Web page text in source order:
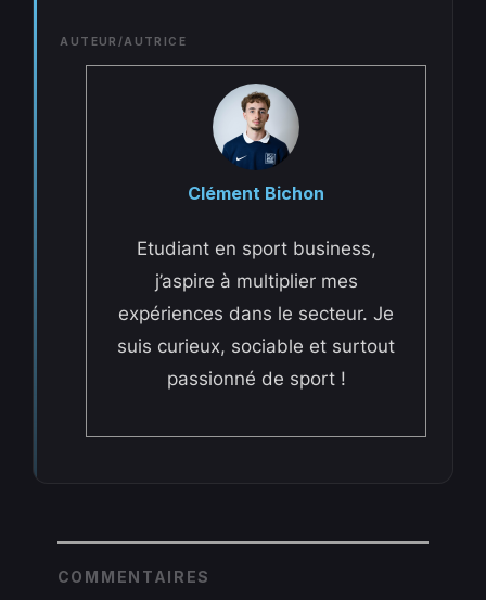
AUTEUR/AUTRICE
Clément Bichon
Etudiant en sport business,
j’aspire à multiplier mes
expériences dans le secteur. Je
suis curieux, sociable et surtout
passionné de sport !
COMMENTAIRES